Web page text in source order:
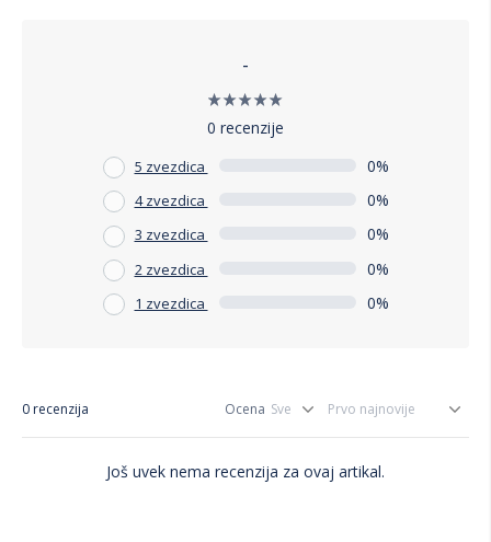
-
0 recenzije
5 zvezdica 0%
4 zvezdica 0%
3 zvezdica 0%
2 zvezdica 0%
1 zvezdica 0%
0 recenzija Ocena
Još uvek nema recenzija za ovaj artikal.